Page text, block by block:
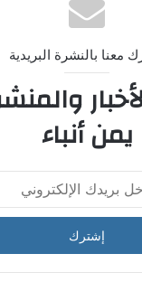
معنا بالنشرة البريدية
يمن أنباء